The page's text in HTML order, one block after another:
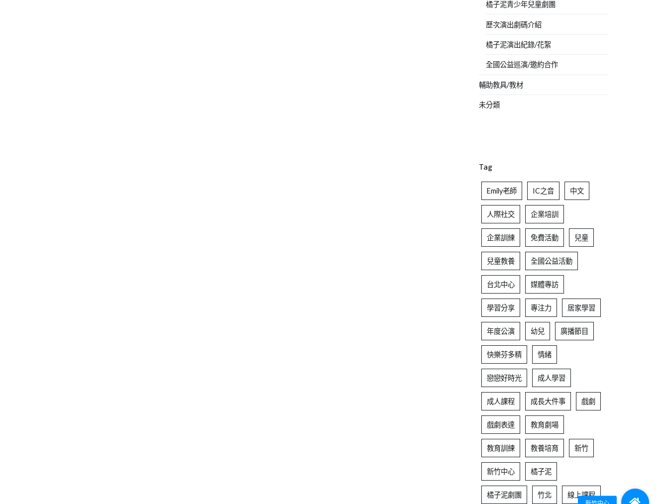
橘子泥青少年兒童劇團
歷次演出劇碼介紹
橘子泥演出紀錄/花絮
全國公益巡演/邀約合作
輔助教具/教材
未分類
Tag
Emily老師 IC之音 中文
人際社交 企業培訓
企業訓練 免費活動 兒童
兒童教養 全國公益活動
台北中心 媒體專訪
學習分享 專注力 居家學習
年度公演 幼兒 廣播節目
快樂芬多精 情緒
戀戀好時光 成人學習
成人課程 成長大件事 戲劇
戲劇表達 教育劇場
教育訓練 教養培育 新竹
新竹中心 橘子泥
橘子泥劇團 竹北 線上課程